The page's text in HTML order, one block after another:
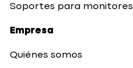
Soportes para monitores
Empresa
Quiénes somos